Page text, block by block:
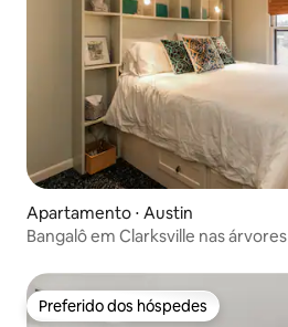
Apartamento ⋅ Austin
Bangalô em Clarksville nas árvores
Preferido dos hóspedes
Preferido dos hóspedes